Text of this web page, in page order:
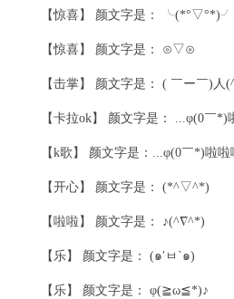
【惊喜】 颜文字是： ╰(*°▽°*)╯
【惊喜】 颜文字是： ⊙▽⊙
【击掌】 颜文字是： ( ￣ー￣)
【卡拉ok】 颜文字是： ...φ(0￣*)
【k歌】 颜文字是：...φ(0￣*)啦
【开心】 颜文字是： (*^▽^*)
【啦啦】 颜文字是： ♪(^∇^*)
【乐】 颜文字是： (๑′ㅂ`๑)
【乐】 颜文字是： φ(≧ω≦*)♪